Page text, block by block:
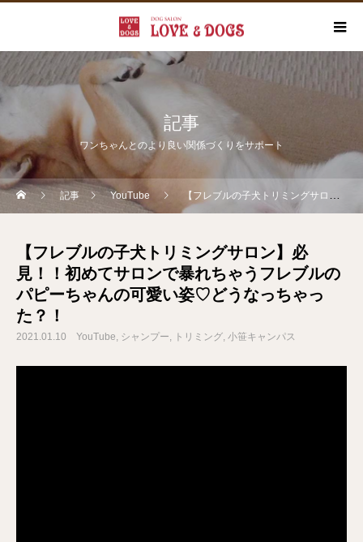
記事
ワンちゃんとのより良い関係づくりをサポート
記事 YouTube 【フレブルの子犬トリミングサロン】必見！！初めてサロンで暴れちゃうフレブルのパピーちゃんの可愛い姿♡どうなっちゃった？！
【フレブルの子犬トリミングサロン】必
見！！初めてサロンで暴れちゃうフレブルの
パピーちゃんの可愛い姿♡どうなっちゃっ
た？！
2021.01.10 YouTube シャンプー トリミング 小笹キャンパス